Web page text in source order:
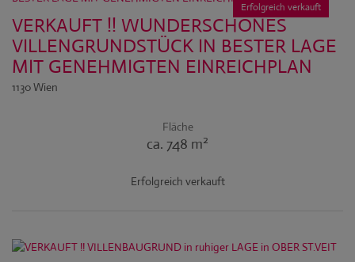
Erfolgreich verkauft
VERKAUFT !! WUNDERSCHÖNES
VILLENGRUNDSTÜCK IN BESTER LAGE
MIT GENEHMIGTEN EINREICHPLAN
1130 Wien
Fläche
ca. 748 m2
Erfolgreich verkauft